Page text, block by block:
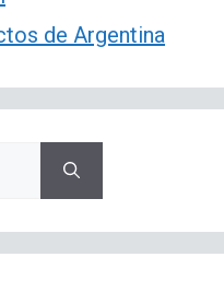
de Argentina